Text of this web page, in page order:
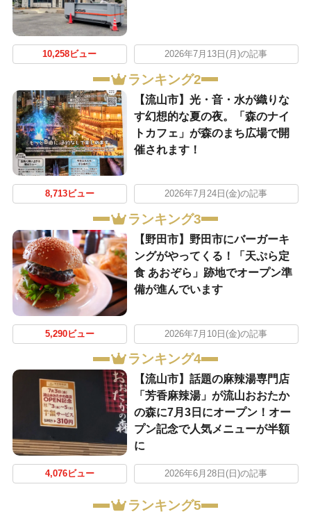
10,258ビュー 2026年7月13日(月)の記事
ランキング2
【流山市】光・音・水が織りな
す幻想的な夏の夜。「森のナイ
トカフェ」が森のまち広場で開
催されます！
8,713ビュー 2026年7月24日(金)の記事
ランキング3
【野田市】野田市にバーガーキ
ングがやってくる！「天ぷら定
食 あおぞら」跡地でオープン準
備が進んでいます
5,290ビュー 2026年7月10日(金)の記事
ランキング4
【流山市】話題の麻辣湯専門店
「芳香麻辣湯」が流山おおたか
の森に7月3日にオープン！オー
プン記念で人気メニューが半額
に
4,076ビュー 2026年6月28日(日)の記事
ランキング5